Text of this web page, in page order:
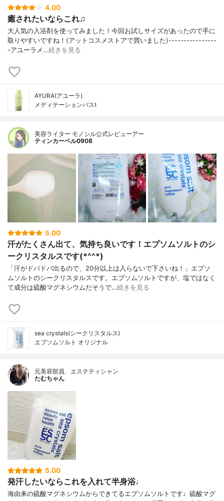
4.00
癒されたいならこれ♫
大人気の入浴剤を使ってみました！今回お試しサイズがあったので手に
取りやすいですね！(アットコスメストアで買いました)----------------
-アユーラメ…続きを見る
AYURA(アユーラ)
メディテーションバスt
美容ライター モノシル公式レビューアー
ティンカーベル0908
5.00
汗がたくさん出て、気持ち良いです！エプソムソルトのシ
ークリスタルスです(*^^*)
「汗がドバドバ出るので、20分以上は入らないで下さいね！」エプソ
ムソルトのシークリスタルスです。エプソムソルトですが、塩ではなく
て成分は硫酸マグネシウムだそうで…続きを見る
sea crystals(シークリスタルス)
エプソムソルト オリジナル
元美容部員、エステティシャン
たむちゃん
5.00
発汗したいならこれを入れて半身浴♩
海由来の硫酸マグネシウムからできてるエプソムソルトです♩硫酸マグ